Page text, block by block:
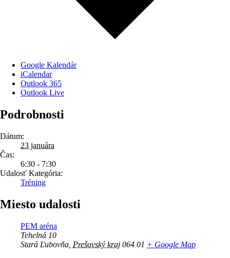
Google Kalendár
iCalendar
Outlook 365
Outlook Live
Podrobnosti
Dátum:
23 januára
Čas:
6:30 - 7:30
Udalosť Kategória:
Tréning
Miesto udalosti
PEM aréna
Tehelná 10
Stará Ľubovňa Prešovský kraj 064 01 + Google Map